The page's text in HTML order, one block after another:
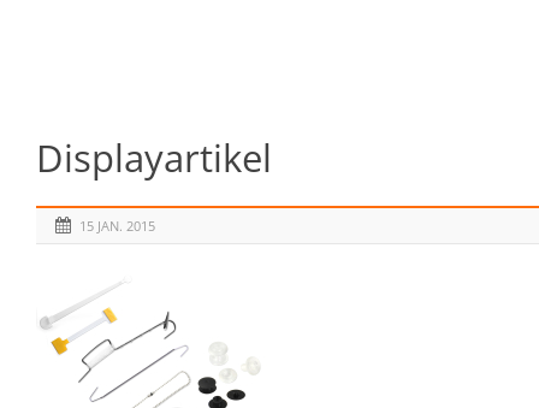
Displayartikel
15 JAN. 2015